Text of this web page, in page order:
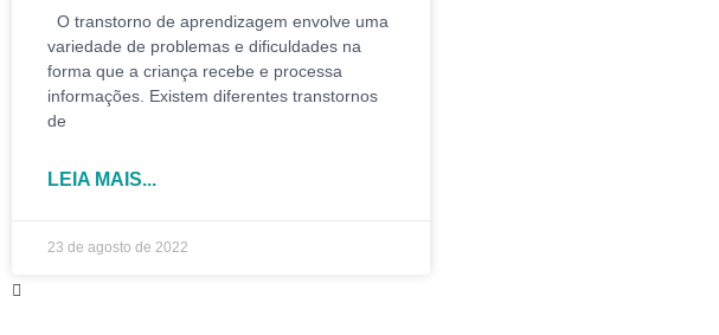
O transtorno de aprendizagem envolve uma
variedade de problemas e dificuldades na
forma que a criança recebe e processa
informações. Existem diferentes transtornos
de
LEIA MAIS...
23 de agosto de 2022